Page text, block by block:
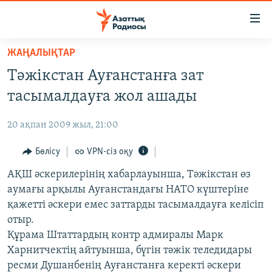
Skip
main
content
to
Navigation
Skip
to
Search
ҚАҢТАР ОҚИҒАСЫ
АДАМ ҚҰҚЫҚТАРЫ
ӘЛЕУМЕТ
ӘЛЕМ
АРНАЙЫ ЖОБАЛАР
Русский
ЖАҢАЛЫҚТАР
Тәжікстан Ауғанстанға зат
тасымалдауға жол ашады
20 ақпан 2009 жыл, 21:00
Бөлісу VPN-сіз оқу
АҚШ әскерилерінің хабарлауынша, Тәжікстан өз
аумағы арқылы Ауғанстандағы НАТО күштеріне
қажетті әскери емес заттарды тасымалдауға келісіп
отыр.
Құрама Штаттардың контр адмиралы Марк
Харнитчектің айтуынша, бүгін тәжік теледидары
ресми Душанбенің Ауғанстанға керекті әскери